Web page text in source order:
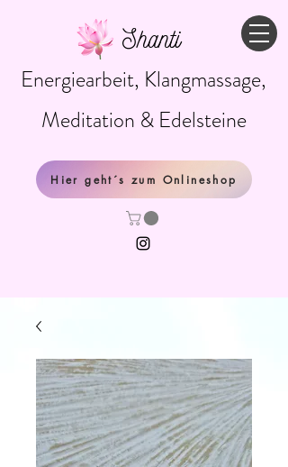
Shanti
Energiearbeit, Klangmassage,
Meditation & Edelsteine
Hier geht´s zum Onlineshop